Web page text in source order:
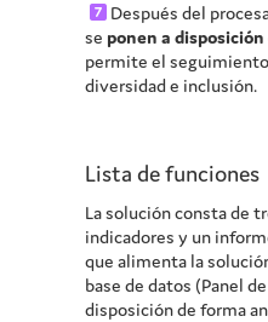
Después del
se ponen a
permite el
diversidad e inclusión.
Lista de funciones
La solución consta de
indicadores y un
que alimenta la
base de datos (Panel
disposición de forma